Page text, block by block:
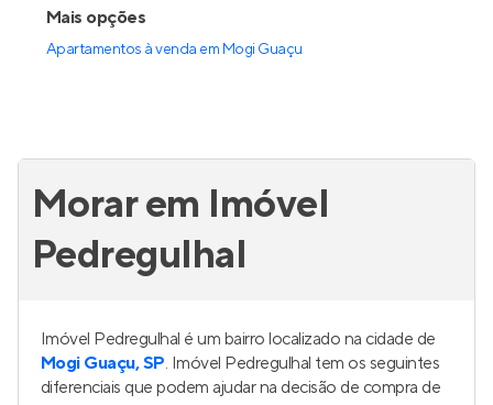
Mais opções
Apartamentos à venda em Mogi Guaçu
Morar em Imóvel
Pedregulhal
Imóvel Pedregulhal é um bairro localizado na cidade de
Mogi Guaçu, SP. Imóvel Pedregulhal tem os seguintes
diferenciais que podem ajudar na decisão de compra de